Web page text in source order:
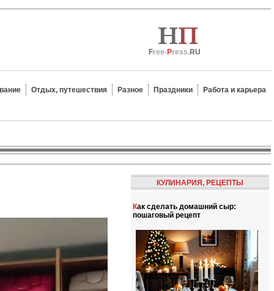
Free-Press.RU
Отдых, путешествия Разное Праздники Работа и карьера
КУЛИНАРИЯ, РЕЦЕПТЫ
Как сделать домашний сыр:
пошаговый рецепт